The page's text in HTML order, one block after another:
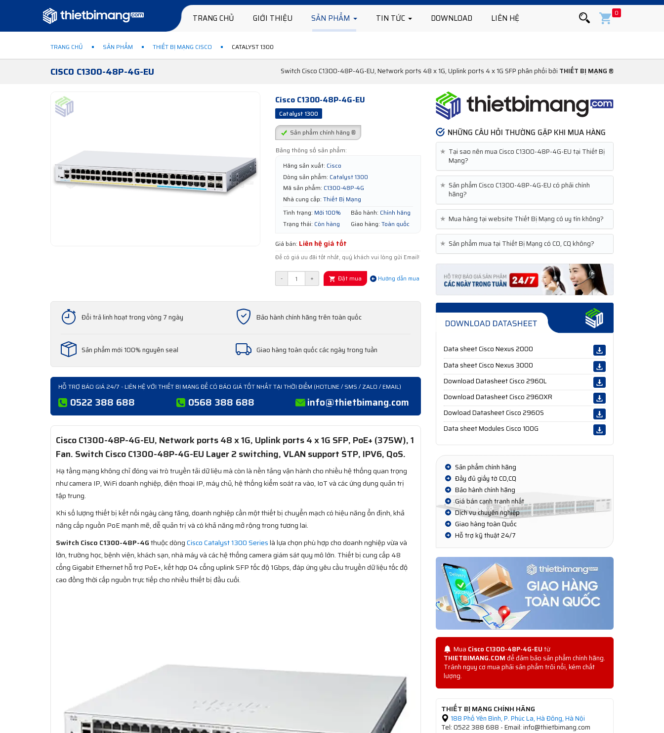
TRANG CHỦ GIỚI THIỆU SẢN PHẨM TIN TỨC DOWNLOAD LIÊN HỆ 0
TRANG CHỦ SẢN PHẨM THIẾT BỊ MẠNG CISCO CATALYST 1300
CISCO C1300-48P-4G-EU Switch Cisco C1300-48P-4G-EU, Network ports 48 x 1G, Uplink ports 4 x 1G SFP phân phối bởi THIẾT BỊ MẠNG ®
Cisco C1300-48P-4G-EU
Catalyst 1300
Sản phẩm chính hãng ®
Bảng thông số sản phẩm:
Hãng sản xuất: Cisco
Dòng sản phẩm: Catalyst 1300
Mã sản phẩm: C1300-48P-4G
Nhà cung cấp: Thiết Bị Mạng
Tình trạng: Mới 100% Bảo hành: Chính hãng
Trạng thái: Còn hàng Giao hàng: Toàn quốc
Giá bán: Liên hệ giá tốt
Để có giá ưu đãi tốt nhất, quý khách vui lòng gửi Email!
- + Đặt mua Hướng dẫn mua
Đổi trả linh hoạt trong vòng 7 ngày Bảo hành chính hãng trên toàn quốc
Sản phẩm mới 100% nguyên seal Giao hàng toàn quốc các ngày trong tuần
HỖ TRỢ BÁO GIÁ 24/7 - LIÊN HỆ VỚI THIẾT BỊ MẠNG ĐỂ CÓ BÁO GIÁ TỐT NHẤT TẠI THỜI ĐIỂM (HOTLINE / SMS / ZALO / EMAIL)
0522 388 688 0568 388 688 info@thietbimang.com
Cisco C1300-48P-4G-EU, Network ports 48 x 1G, Uplink ports 4 x 1G SFP, PoE+ (375W), 1
Fan. Switch Cisco C1300-48P-4G-EU Layer 2 switching, VLAN support STP, IPV6, QoS.
Hạ tầng mạng không chỉ đóng vai trò truyền tải dữ liệu mà còn là nền tảng vận hành cho nhiều hệ thống quan trọng
như camera IP, WiFi doanh nghiệp, điện thoại IP, máy chủ, hệ thống kiểm soát ra vào, IoT và các ứng dụng quản trị
tập trung.
Khi số lượng thiết bị kết nối ngày càng tăng, doanh nghiệp cần một thiết bị chuyển mạch có hiệu năng ổn định, khả
năng cấp nguồn PoE mạnh mẽ, dễ quản trị và có khả năng mở rộng trong tương lai.
Switch Cisco C1300-48P-4Gthuộc dòngCisco Catalyst 1300 Serieslà lựa chọn phù hợp cho doanh nghiệp vừa và
lớn, trường học, bệnh viện, khách sạn, nhà máy và các hệ thống camera giám sát quy mô lớn. Thiết bị cung cấp 48
cổng Gigabit Ethernet hỗ trợ PoE+, kết hợp 04 cổng uplink SFP tốc độ 1Gbps, đáp ứng yêu cầu truyền dữ liệu tốc độ
cao đồng thời cấp nguồn trực tiếp cho nhiều thiết bị đầu cuối.
NHỮNG CÂU HỎI THƯỜNG GẶP KHI MUA HÀNG
★ Tại sao nên mua Cisco C1300-48P-4G-EU tại Thiết Bị
Mạng?
★ Sản phẩm Cisco C1300-48P-4G-EU có phải chính
hãng?
★ Mua hàng tại website Thiết Bị Mạng có uy tín không?
★ Sản phẩm mua tại Thiết Bị Mạng có CO, CQ không?
Data sheet Cisco Nexus 2000
Data sheet Cisco Nexus 3000
Download Datasheet Cisco 2960L
Download Datasheet Cisco 2960XR
Dowload Datasheet Cisco 2960S
Data sheet Modules Cisco 100G
Sản phẩm chính hãng
Đầy đủ giấy tờ CO,CQ
Bảo hành chính hãng
Giá bán cạnh tranh nhất
Dịch vụ chuyên nghiệp
Giao hàng toàn Quốc
Hỗ trợ kỹ thuật 24/7
Mua Cisco C1300-48P-4G-EUtừ
THIETBIMANG.COMđể đảm bảo sản phẩm chính hãng.
Tránh nguy cơ mua phải sản phẩm trôi nổi, kém chất
lượng.
THIẾT BỊ MẠNG CHÍNH HÃNG
188 Phố Yên Bình, P. Phúc La, Hà Đông, Hà Nội
Tel: 0522 388 688 - Email: info@thietbimang.com